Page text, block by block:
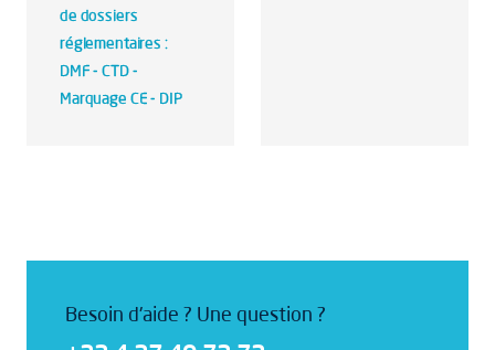
de dossiers
réglementaires :
DMF - CTD -
Marquage CE - DIP
Besoin d'aide ? Une question ?